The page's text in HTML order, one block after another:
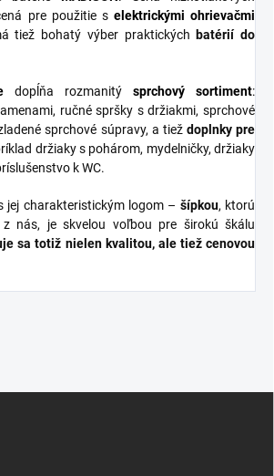
pre použitie s elektrickými ohrievačmi
tiež bohatý výber praktických batérií do
dopĺňa rozmanitý sprchový sortiment:
ručné spršky s držiakmi, sprchové
sprchové súpravy, a tiež doplnky pre
držiaky s pohárom, mydelničky, držiaky
k WC.
jej charakteristickým logom – šípkou, ktorú
nás, je skvelou voľbou pre širokú škálu
sa totiž nielen kvalitou, ale tiež cenovou